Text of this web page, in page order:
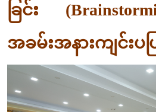
ခြင်း
အခမ်းအနားကျင်းပ